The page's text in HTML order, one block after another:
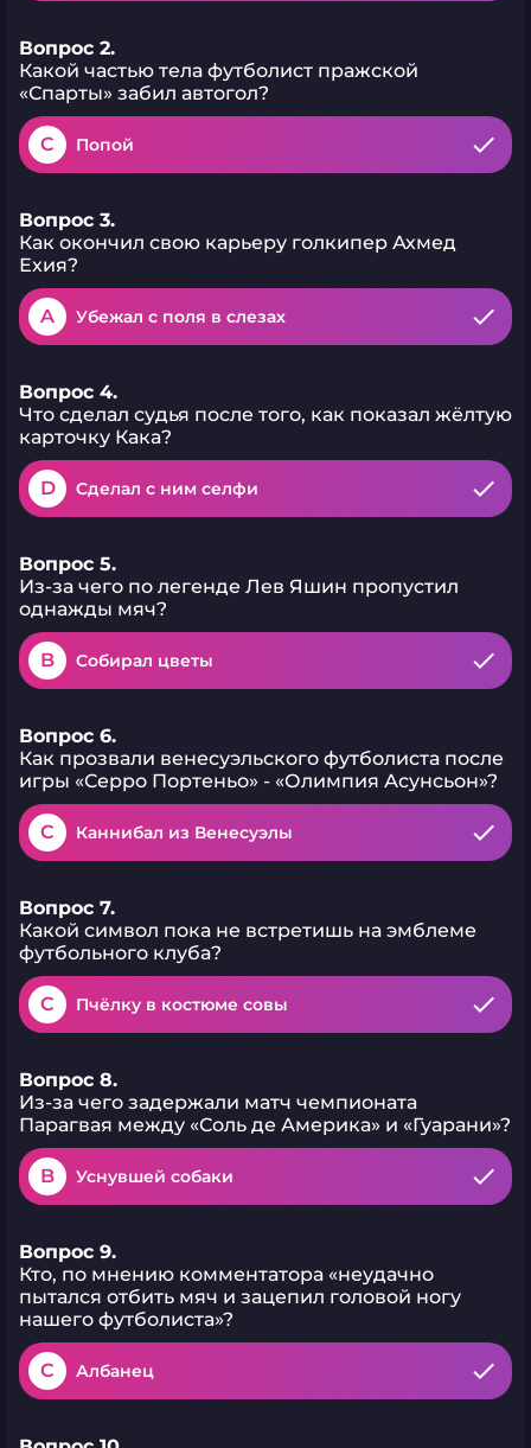
Вопрос 2.
Какой частью тела футболист пражской
«Спарты» забил автогол?
C Попой
Вопрос 3.
Как окончил свою карьеру голкипер Ахмед
Ехия?
A Убежал с поля в слезах
Вопрос 4.
Что сделал судья после того, как показал жёлтую
карточку Кака?
D Cделал с ним селфи
Вопрос 5.
Из-за чего по легенде Лев Яшин пропустил
однажды мяч?
B Собирал цветы
Вопрос 6.
Как прозвали венесуэльского футболиста после
игры «Серро Портеньо» - «Олимпия Асунсьон»?
C Каннибал из Венесуэлы
Вопрос 7.
Какой символ пока не встретишь на эмблеме
футбольного клуба?
C Пчёлку в костюме совы
Вопрос 8.
Из-за чего задержали матч чемпионата
Парагвая между «Соль де Америка» и «Гуарани»?
B Уснувшей собаки
Вопрос 9.
Кто, по мнению комментатора «неудачно
пытался отбить мяч и зацепил головой ногу
нашего футболиста»?
C Албанец